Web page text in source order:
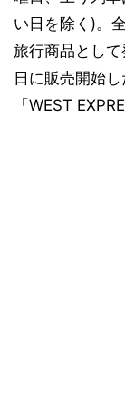
い日を除く)。
旅行商品とし
日に販売開始
「WEST